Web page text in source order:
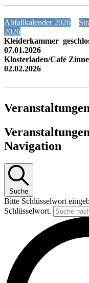
Abfallkalender 2026
2026
Kleiderkammer
07.01.2026
Klosterladen/Café
02.02.2026
Navigation
Suche
Bitte Schlüsselwort
Schlüsselwort.